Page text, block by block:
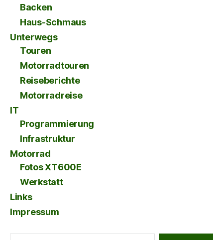
Backen
Haus-Schmaus
Unterwegs
Touren
Motorradtouren
Reiseberichte
Motorradreise
IT
Programmierung
Infrastruktur
Motorrad
Fotos XT600E
Werkstatt
Links
Impressum